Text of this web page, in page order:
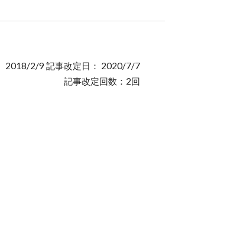
2018/2/9 記事改定日： 2020/7/7
記事改定回数：2回